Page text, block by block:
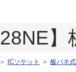
＞ ICソケット ＞ 板バネ